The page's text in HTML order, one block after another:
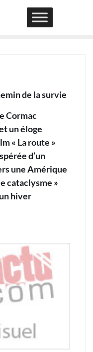
de la survie
Cormac
un éloge
« La route »
d’un
une Amérique
cataclysme »
hiver